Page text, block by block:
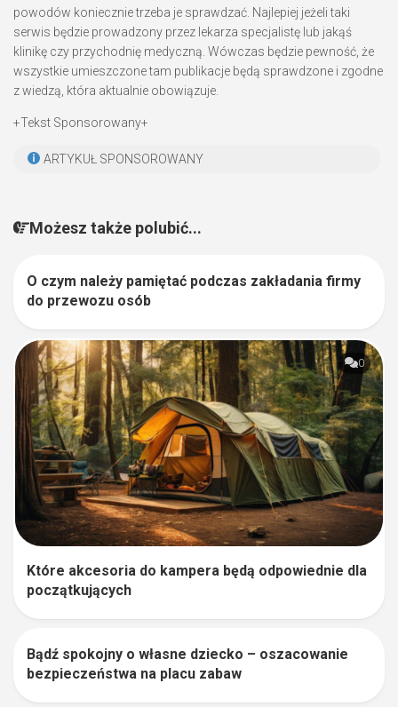
powodów koniecznie trzeba je sprawdzać. Najlepiej jeżeli taki
serwis będzie prowadzony przez lekarza specjalistę lub jakąś
klinikę czy przychodnię medyczną. Wówczas będzie pewność, że
wszystkie umieszczone tam publikacje będą sprawdzone i zgodne
z wiedzą, która aktualnie obowiązuje.
+Tekst Sponsorowany+
ARTYKUŁ SPONSOROWANY
Możesz także polubić...
0
O czym należy pamiętać podczas zakładania firmy
do przewozu osób
0
Które akcesoria do kampera będą odpowiednie dla
początkujących
Bądź spokojny o własne dziecko – oszacowanie
bezpieczeństwa na placu zabaw